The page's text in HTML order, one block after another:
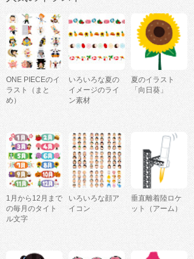
ONE PIECEのイ
ラスト（まと
め）
いろいろな夏の
イメージのライ
ン素材
夏のイラスト
「向日葵」
1月から12月まで
の毎月のタイト
ル文字
いろいろな顔ア
イコン
垂直離着陸ロケ
ット（アーム）